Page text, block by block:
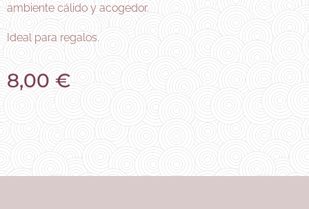
ambiente cálido y acogedor.
Ideal para regalos.
8,00 €